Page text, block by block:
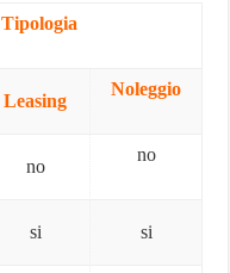
Tipologia
Leasing
Noleggio
no
no
si si